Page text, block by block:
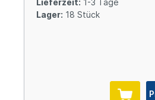
Lieferzeit: 1-3 Tage
Lager: 18 Stück